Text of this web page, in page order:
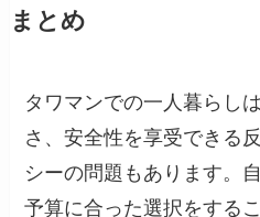
まとめ
タワマンでの一人暮らし
さ、安全性を享受できる
シーの問題もあります。
予算に合った選択をする